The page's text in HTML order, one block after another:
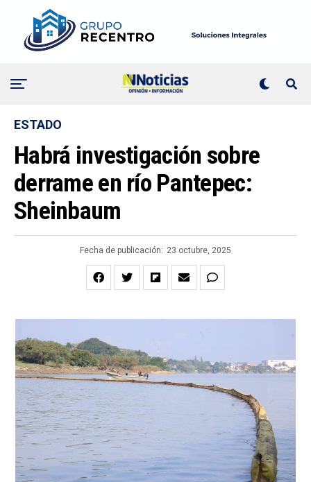
ESTADO
Habrá investigación sobre
derrame en río Pantepec:
Sheinbaum
Fecha de publicación: 23 octubre, 2025